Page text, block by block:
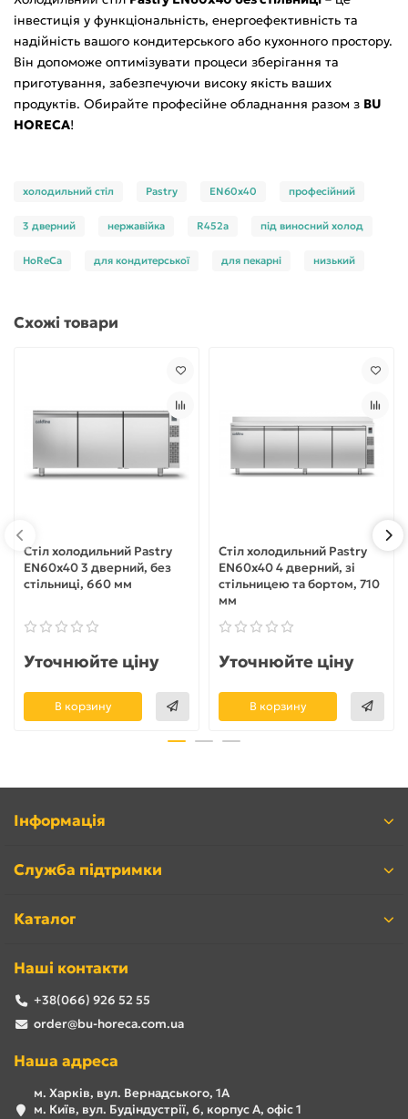
інвестиція у функціональність, енергоефективність та
надійність вашого кондитерського або кухонного простору.
Він допоможе оптимізувати процеси зберігання та
приготування, забезпечуючи високу якість ваших
продуктів. Обирайте професійне обладнання разом з BU
HORECA!
холодильний стіл Pastry EN60x40 професійний
3 дверний нержавійка R452a під виносний холод
HoReCa для кондитерської для пекарні низький
Схожі товари
Стіл холодильний Pastry
EN60x40 3 дверний, без
стільниці, 660 мм
Уточнюйте ціну
В корзину
Стіл холодильний Pastry
EN60x40 4 дверний, зі
стільницею та бортом, 710
мм
Уточнюйте ціну
В корзину
Інформація
Служба підтримки
Каталог
Наші контакти
+38(066) 926 52 55
order@bu-horeca.com.ua
Наша адреса
м. Харків, вул. Вернадського, 1А
м. Київ, вул. Будіндустрії, 6, корпус А, офіс 1